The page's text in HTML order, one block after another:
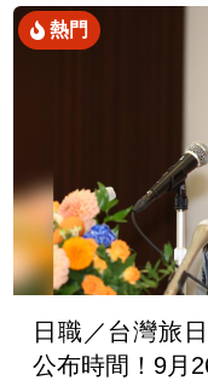
熱門
日職／台灣旅
公布時間！9月